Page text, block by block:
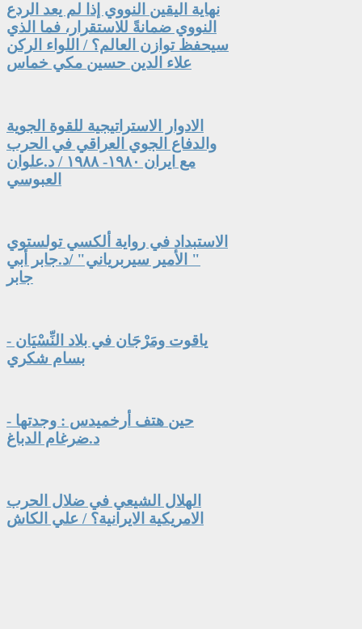
نهاية اليقين النووي إذا لم يعد الردع
النووي ضمانةً للاستقرار، فما الذي
سيحفظ توازن العالم؟ / اللواء الركن
علاء الدين حسين مكي خماس
الادوار الاستراتيجية للقوة الجوية
والدفاع الجوي العراقي في الحرب
مع ايران ١٩٨٠- ١٩٨٨ / د.علوان
العبوسي
الاستبداد في رواية ألكسي تولستوي
" الأمير سيربرياني" /د.جابر أبي
جابر
ياقوت ومَرْجَان في بلاد النِّسْيَان -
بسام شكري
حين هتف أرخميدس : وجدتها -
د.ضرغام الدباغ
الهلال الشيعي في ضلال الحرب
الامريكية الايرانية؟ / علي الكاش